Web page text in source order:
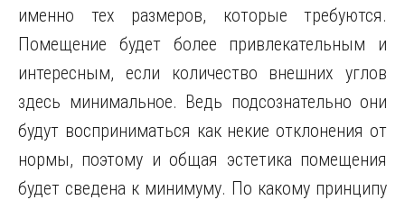
именно тех размеров, которые требуются.
Помещение будет более привлекательным и
интересным, если количество внешних углов
здесь минимальное. Ведь подсознательно они
будут восприниматься как некие отклонения от
нормы, поэтому и общая эстетика помещения
будет сведена к минимуму. По какому принципу